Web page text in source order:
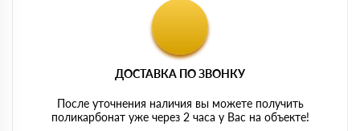
ДОСТАВКА ПО ЗВОНКУ
После уточнения наличия вы можете получить
поликарбонат уже через 2 часа у Вас на объекте!